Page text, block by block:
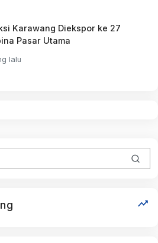
Karawang Diekspor ke 27
Pasar Utama
lalu